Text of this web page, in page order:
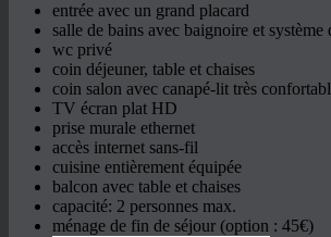
entrée avec un grand placard
salle de bains avec baignoire et système
wc privé
coin déjeuner, table et chaises
coin salon avec canapé-lit très
TV écran plat HD
prise murale ethernet
accès internet sans-fil
cuisine entièrement équipée
balcon avec table et chaises
capacité: 2 personnes max.
ménage de fin de séjour (option : 45€)